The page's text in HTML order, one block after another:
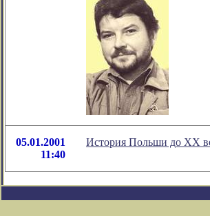
05.01.2001
11:40
История Польши до XX